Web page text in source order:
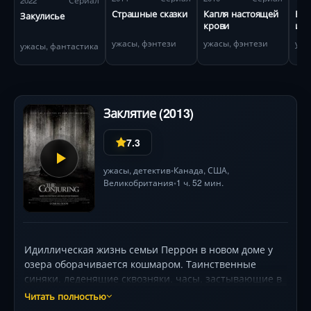
Закулисье
ужасы, фантастика
Страшные сказки
ужасы, фэнтези
Капля настоящей
крови
ужасы, фэнтези
Заклятие (2013)
7.3
ужасы, детектив•Канада, США,
Великобритания•1 ч. 52 мин.
Идиллическая жизнь семьи Перрон в новом доме у
озера оборачивается кошмаром. Таинственные
синяки, леденящие сквозняки, часы, застывающие в
3:07 ночи... С каждым днём тёмная сила наглеет,
Читать полностью